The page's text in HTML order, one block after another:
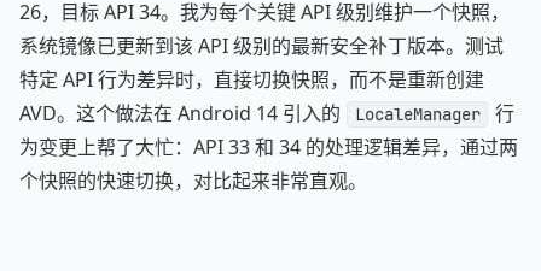
26，目标 API 34。我为每个关键 API 级别维护一个快照，
系统镜像已更新到该 API 级别的最新安全补丁版本。测试
特定 API 行为差异时，直接切换快照，而不是重新创建
AVD。这个做法在 Android 14 引入的
LocaleManager
行
为变更上帮了大忙：API 33 和 34 的处理逻辑差异，通过两
个快照的快速切换，对比起来非常直观。